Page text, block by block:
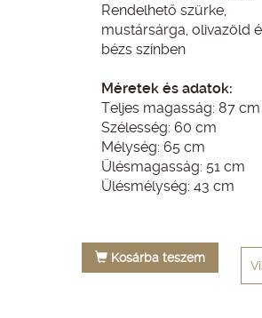
Rendelhető szürke,
mustársárga, olivazöld
bézs színben
Méretek és adatok:
Teljes magasság: 87 cm
Szélesség: 60 cm
Mélység: 65 cm
Ülésmagasság: 51 cm
Ülésmélység: 43 cm
Kosárba teszem